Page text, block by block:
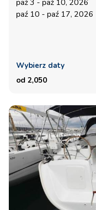
paź 3 - paź 10, 2026
paź 10 - paź 17, 2026
Wybierz daty
od 2,050